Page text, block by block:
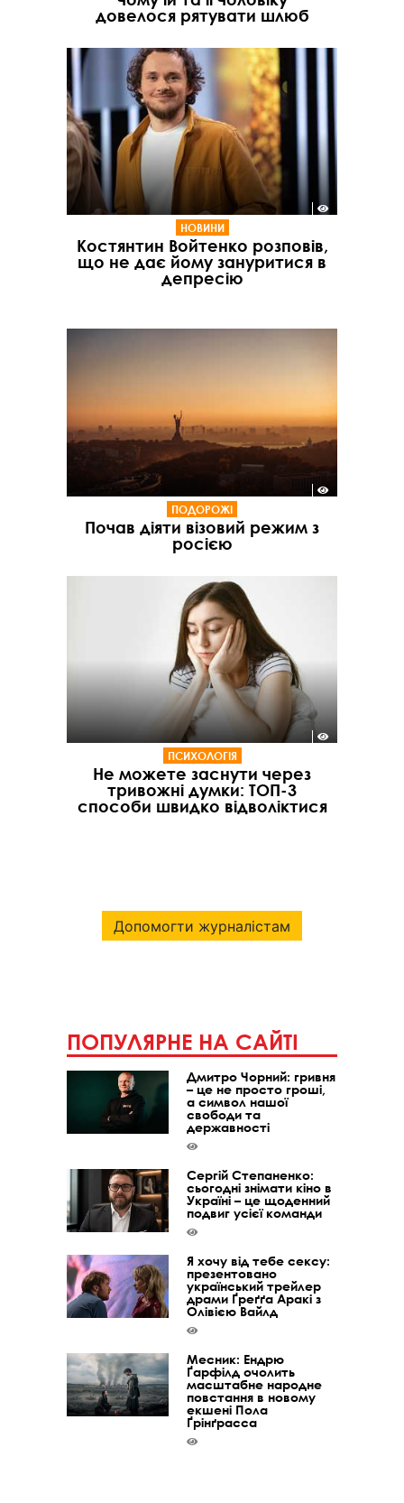
довелося рятувати шлюб
НОВИНИ
Костянтин Войтенко розповів,
що не дає йому зануритися в
депресію
ПОДОРОЖІ
Почав діяти візовий режим з
росією
ПСИХОЛОГІЯ
Не можете заснути через
тривожні думки: ТОП-3
способи швидко відволіктися
Допомогти журналістам
ПОПУЛЯРНЕ НА САЙТІ
Дмитро Чорний: гривня
– це не просто гроші,
а символ нашої
свободи та
державності
Сергій Степаненко:
сьогодні знімати кіно в
Україні – це щоденний
подвиг усієї команди
Я хочу від тебе сексу:
презентовано
український трейлер
драми Ґреґґа Аракі з
Олівією Вайлд
Месник: Ендрю
Ґарфілд очолить
масштабне народне
повстання в новому
екшені Пола
Ґрінґрасса